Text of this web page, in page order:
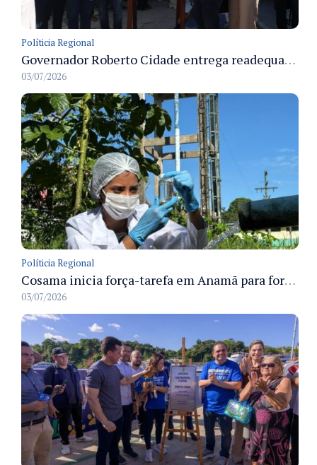
Políticia Regional
Governador Roberto Cidade entrega readequação do ambulatório da FCecon e amplia capacidade de atendimento oncológico em Manaus
03/07/2026
Políticia Regional
Cosama inicia força-tarefa em Anamã para fortalecer abastecimento de água e segurança hídrica da população
03/07/2026